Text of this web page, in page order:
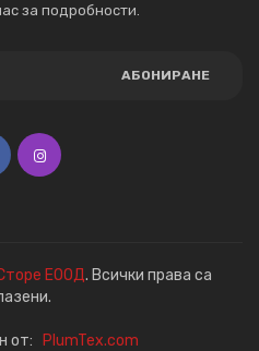
за подробности.
АБОНИРАНЕ
ЕООД. Всички права са
от: PlumTex.com